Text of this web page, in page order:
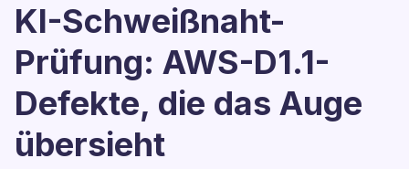
KI-Schweißnaht-
Prüfung: AWS-D1.1-
Defekte, die das Auge
übersieht